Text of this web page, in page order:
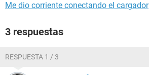
Me dio corriente conectando el cargador
3 respuestas
RESPUESTA 1 / 3